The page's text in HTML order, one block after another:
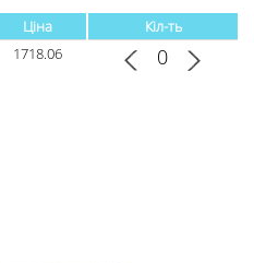
Ціна
Кіл-ть
1718.06